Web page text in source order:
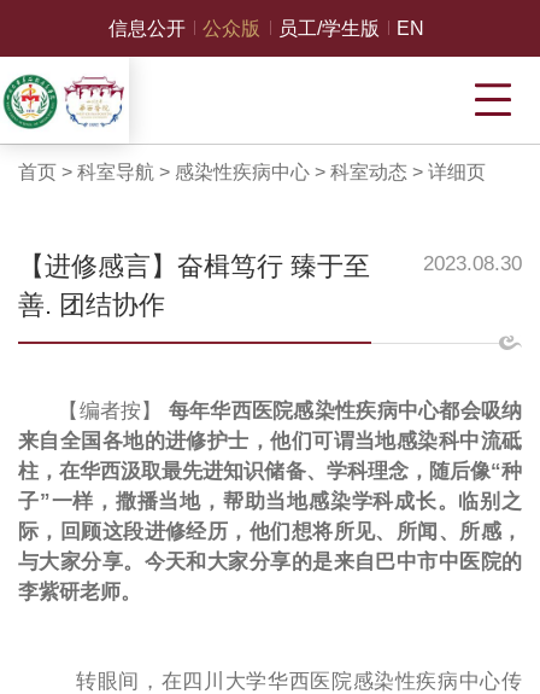
信息公开 公众版 员工/学生版 EN
首页 > 科室导航> 感染性疾病中心> 科室动态 > 详细页
【进修感言】奋楫笃行 臻于至
善. 团结协作
2023.08.30
【编者按】
每年华西医院感染性疾病中心都会吸纳
来自全国各地的进修护士，他们可谓当地感染科中流砥
柱，在华西汲取最先进知识储备、学科理念，随后像“种
子”一样，撒播当地，帮助当地感染学科成长。临别之
际，回顾这段进修经历，他们想将所见、所闻、所感，
与大家分享。今天和大家分享的是来自巴中市中医院的
李紫研老师。
转眼间，在四川大学华西医院感染性疾病中心传